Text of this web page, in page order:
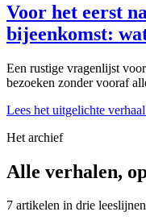
Voor het eerst
bijeenkomst:
Een rustige vragenlijst
bezoeken zonder vooraf
Lees het uitgelichte verhaal
Het archief
Alle verhalen,
7 artikelen in drie leeslijnen